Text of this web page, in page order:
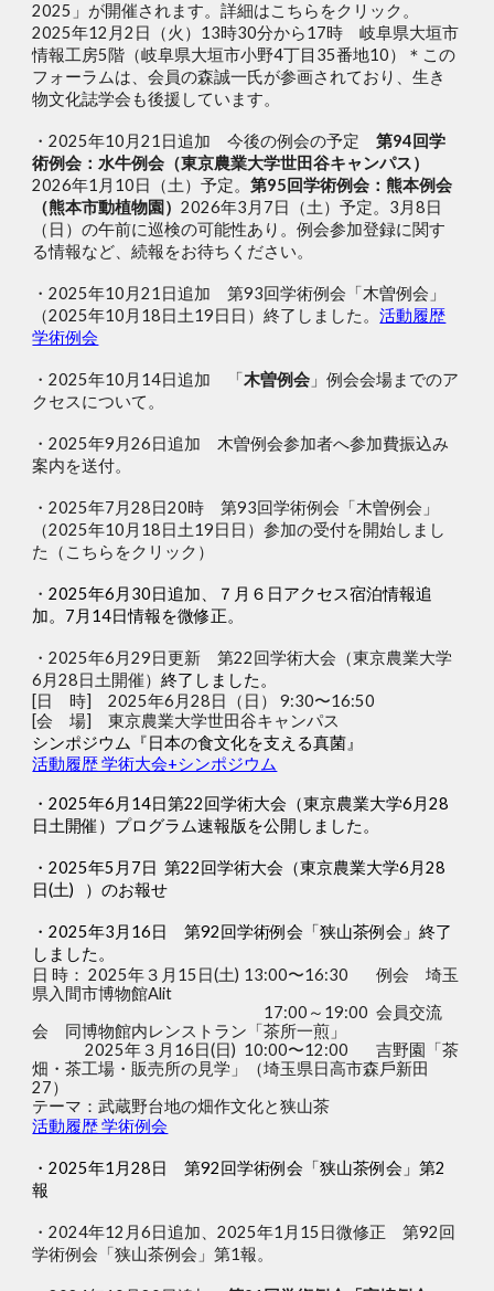
2025」が開催されます。詳細はこちらをクリック。
2025年12月2日（火）13時30分から17時
岐阜県大垣市
情報工房5階（岐阜県大垣市小野4丁目35番地10）＊この
フォーラムは、会員の森誠一氏が参画されており、生き
物文化誌学会も後援しています。
・2025年10月21日追加今後の例会の予定第94回学
術例会：水牛例会（東京農業大学世田谷キャンパス）
2026年1月10日（土）予定。第95回学術例会：熊本例会
（熊本市動植物園）2026年3月7日（土）予定。3月8日
（日）の午前に巡検の可能性あり。例会参加登録に関す
る情報など、続報をお待ちください。
・2025年10月21 日追加
第93回学術例会「木曽例会」
（2025年10月18日土19日日）終了しました。活動履歴
学術例会
・2025年10月14日追加 「木曽例会 」例会会場までのア
クセスについて。
・2025年9月26日追加 木曽例会参加者へ参加費振込み
案内を送付。
・2025年7月28日20時 第93回学術例会「木曽例会」
（2025年10月18日土19日日）参加の受付を開始しまし
た（こちらをクリック）
・2025年6月30日追加、７月６日アクセス宿泊情報追
加。7月14日情報を微修正。
・2025年6月29日更新
第22回学術大会（東京農業大学
6月28日土開催）終了しました。
[日 時] 2025年6月28日（日）9:30〜16:50
[会 場] 東京農業大学世田谷キャンパス
シンポジウム『日本の食文化を支える真菌』
活動履歴 学術大会+シンポジウム
・2025年6月14日第22回学術大会（東京農業大学6月28
日土開催）プログラム速報版を公開しました。
・2025年5月7日 第22回学術大会（東京農業大学6月28
日(土)
）のお報せ
・2025年3 月 16日 第92回学術例会「狭山茶例会」終了
しました。
日 時： 2025年３月15日(土) 13:00〜16:30
例会 埼玉
県入間市博物館Alit
17:00～19:00 会員交流
会 同博物館内レンストラン「茶所一煎」
2025年３月16日(日) 10:00〜12:00
吉野園「茶
畑・茶工場・販売所の見学」（埼⽟県⽇⾼市森⼾新⽥
27）
テーマ：武蔵野台地の畑作文化と狭山茶
活動履歴 学術例会
・2025年1月28日 第92回学術例会「狭山茶例会」第2
報
・2024年12月6日追加、2025年1月15日微修正第92回
学術例会「狭山茶例会」第1報。